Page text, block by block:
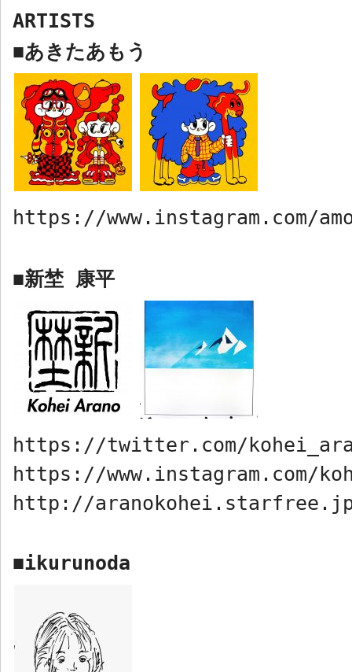
ARTISTS
■あきたあもう
https://www.instagram.com/
■新埜 康平
https://twitter.com/
https://www.instagram.com/
http://
■ikurunoda